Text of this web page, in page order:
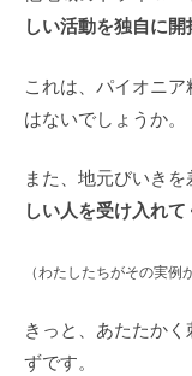
しい活動を独自に開
これは、パイオニ
はないでしょうか。
また、地元びいき
しい人を受け入れ
（わたしたちがその実例
きっと、あたたか
ずです。